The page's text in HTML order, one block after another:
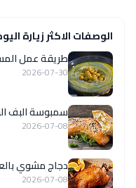
الوصفات الاكثر زيارة
‏طريقة عمل
2026-07-30
سمبوسة البف
2026-07-08
دجاج مشوي
2026-07-08